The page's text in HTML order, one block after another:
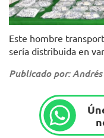
Este hombre
sería distribuida en
Publicado por: